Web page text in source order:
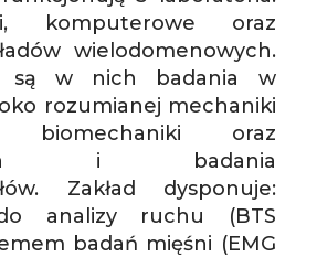
komputerowe oraz
wielodomenowych.
są w nich badania w
rozumianej mechaniki
biomechaniki oraz
i badania
Zakład dysponuje:
analizy ruchu (BTS
badań mięśni (EMG